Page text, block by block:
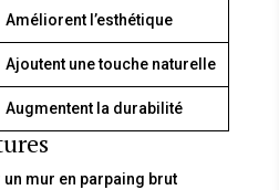
Améliorent l’esthétique
Ajoutent une touche naturelle
Augmentent la durabilité
mur en parpaing brut